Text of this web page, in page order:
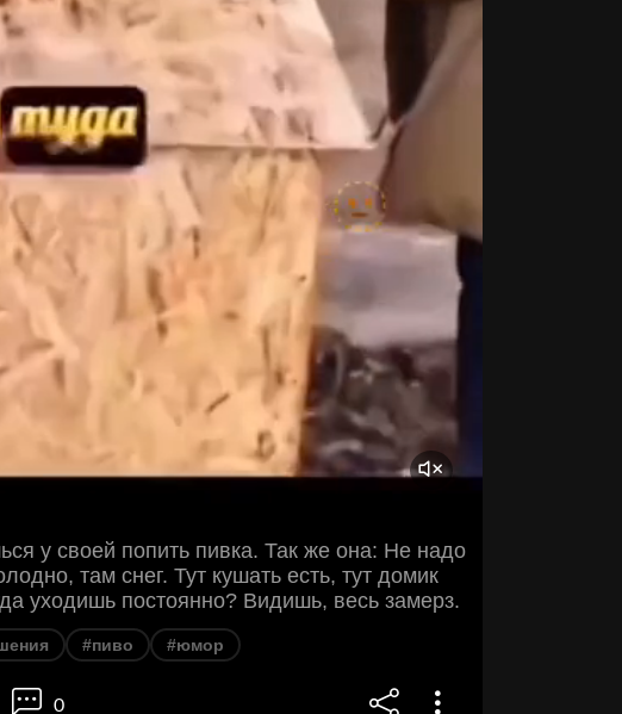
у своей попить пивка. Так же она: Не надо
там снег. Тут кушать есть, тут домик
уходишь постоянно? Видишь, весь замерз.
#пиво #юмор
0